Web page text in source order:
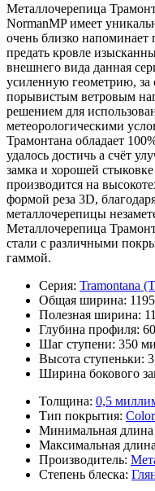
Металлочерепица
NormanMP имеет
очень близко
предать кровле
внешнего вида данная
усиленную геометрию, за
порывистым ветровым
решением для
метеорологическими
Трамонтана обладает
удалось достичь а счёт
замка и хорошей
производится на
формой реза 3D,
металлочерепицы
Металлочерепица
стали с различными
гаммой.
Серия: Tramontana
Общая ширина:
Полезная ширина:
Глубина профиля:
Шаг ступени: 350
Высота ступеньки:
Ширина бокового
Толщина: 0,5
Тип покрытия:
Минимальная длина
Максимальная
Производитель:
Степень блеска: